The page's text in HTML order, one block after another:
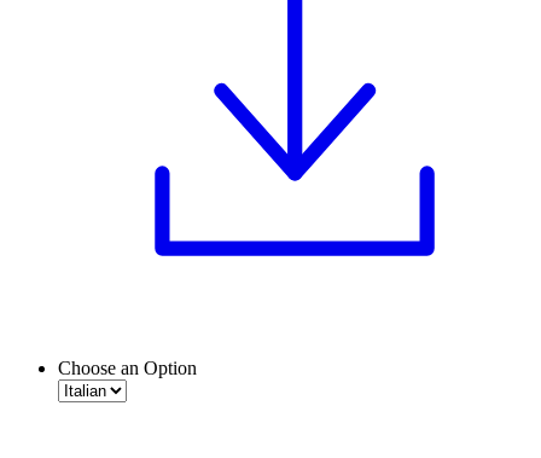
Choose an Option